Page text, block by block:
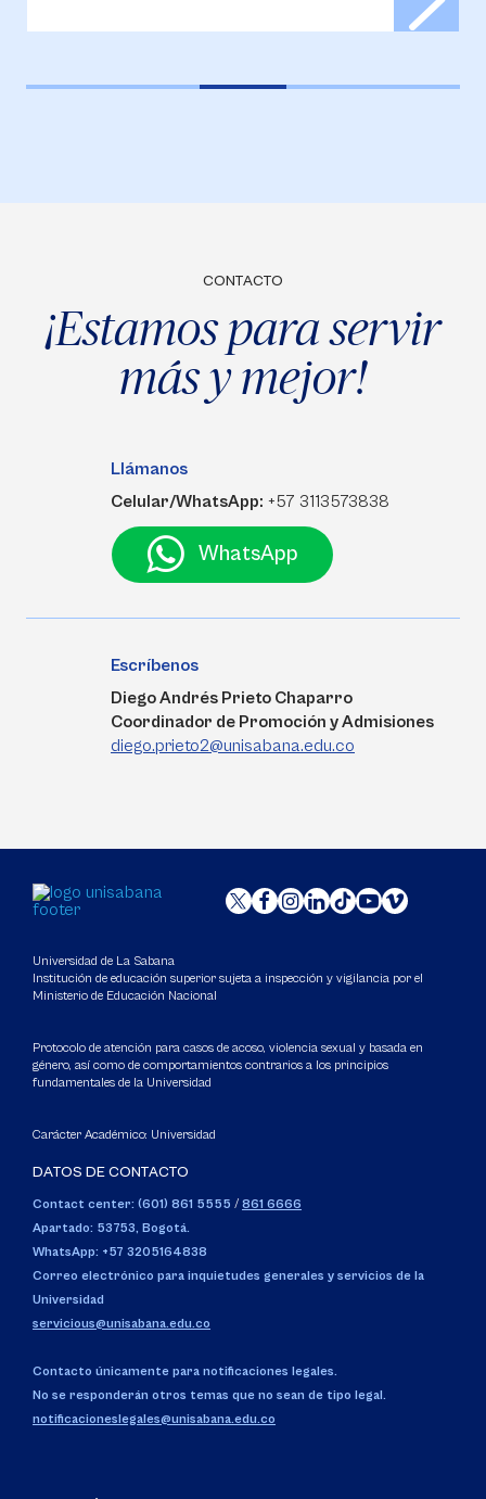
CONTACTO
¡Estamos para servir
más y mejor!
Llámanos
Celular/WhatsApp: +57 3113573838
WhatsApp
Escríbenos
Diego Andrés Prieto Chaparro
Coordinador de Promoción y Admisiones
diego.prieto2@unisabana.edu.co
Universidad de La Sabana
Institución de educación superior sujeta a inspección y vigilancia por el
Ministerio de Educación Nacional
Protocolo de atención para casos de acoso, violencia sexual y basada en
género, así como de comportamientos contrarios a los principios
fundamentales de la Universidad
Carácter Académico: Universidad
DATOS DE CONTACTO
Contact center: (601) 861 5555 / 861 6666
Apartado: 53753, Bogotá.
WhatsApp: +57 3205164838
Correo electrónico para inquietudes generales y servicios de la
Universidad
servicious@unisabana.edu.co
Contacto únicamente para notificaciones legales.
No se responderán otros temas que no sean de tipo legal.
notificacioneslegales@unisabana.edu.co